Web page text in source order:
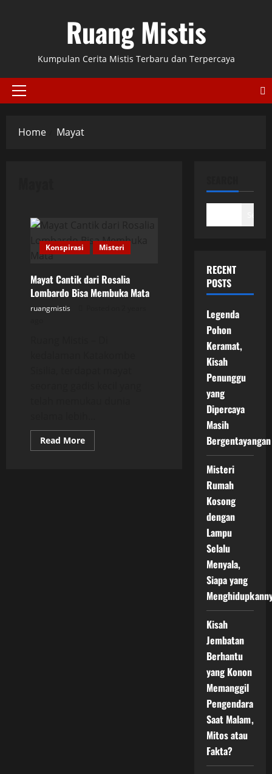
Ruang Mistis
Kumpulan Cerita Mistis Terbaru dan Terpercaya
Primary
Home Mayat
Konspirasi Misteri
Mayat Cantik dari Rosalia
Lombardo Bisa Membuka Mata
ruangmistis
Read MoreRead
more
RECENT
POSTS
Legenda
Pohon
Keramat,
Kisah
Penunggu
yang
Dipercaya
Masih
Bergentayangan
Misteri
Rumah
Kosong
dengan
Lampu
Selalu
Menyala,
Siapa yang
Kisah
Jembatan
Berhantu
yang Konon
Memanggil
Pengendara
Saat Malam,
Mitos atau
Fakta?